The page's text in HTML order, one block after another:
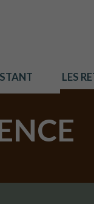
LES